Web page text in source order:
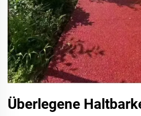
Überlegene